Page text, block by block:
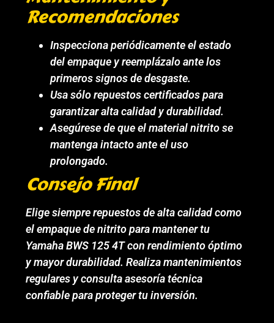
Recomendaciones
Inspecciona periódicamente el estado
del empaque y reemplázalo ante los
primeros signos de desgaste.
Usa sólo repuestos certificados para
garantizar alta calidad y durabilidad.
Asegúrese de que el material nitrito se
mantenga intacto ante el uso
prolongado.
Consejo Final
Elige siempre repuestos de alta calidad como
el empaque de nitrito para mantener tu
Yamaha BWS 125 4T con rendimiento óptimo
y mayor durabilidad. Realiza mantenimientos
regulares y consulta asesoría técnica
confiable para proteger tu inversión.